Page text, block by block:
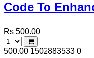
Code To
Rs 500.00
500.00 1502883533 0